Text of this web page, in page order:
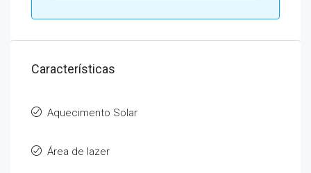
Características
Aquecimento Solar
Área de lazer